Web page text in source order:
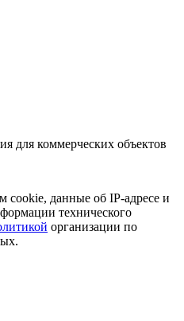
для коммерческих объектов
cookie, данные об IP-адресе и
технического
организации по